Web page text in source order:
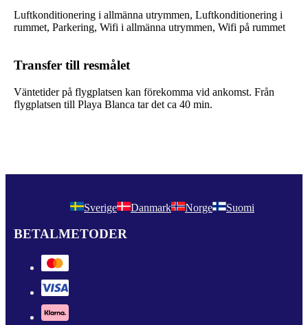
Luftkonditionering i allmänna utrymmen, Luftkonditionering i
rummet, Parkering, Wifi i allmänna utrymmen, Wifi på rummet
Transfer till resmålet
Väntetider på flygplatsen kan förekomma vid ankomst. Från
flygplatsen till Playa Blanca tar det ca 40 min.
Sverige Danmark Norge Suomi
BETALMETODER